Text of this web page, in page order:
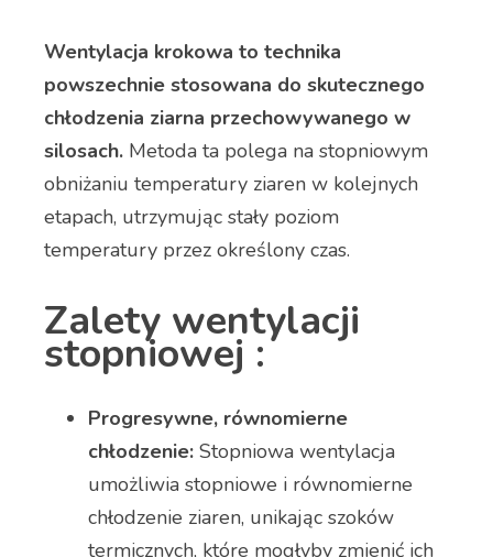
Wentylacja krokowa to technika
powszechnie stosowana do skutecznego
chłodzenia ziarna przechowywanego w
silosach. Metoda ta polega na stopniowym
obniżaniu temperatury ziaren w kolejnych
etapach, utrzymując stały poziom
temperatury przez określony czas.
Zalety wentylacji
stopniowej :
Progresywne, równomierne
chłodzenie: Stopniowa wentylacja
umożliwia stopniowe i równomierne
chłodzenie ziaren, unikając szoków
termicznych, które mogłyby zmienić ich